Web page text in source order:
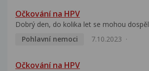
Očkování na HPV
Dobrý den, do kolika let se mohou
Pohlavní nemoci
7.10.2023
Očkování na HPV